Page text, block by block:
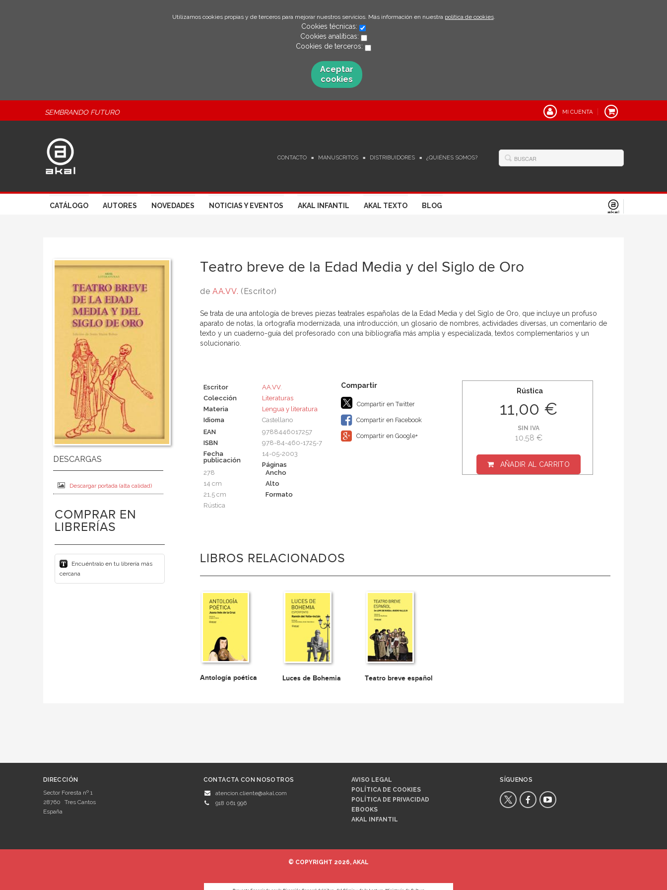
Utilizamos cookies propias y de terceros para mejorar nuestros servicios. Más información en nuestra política de cookies.
Cookies técnicas:
Cookies analíticas:
Cookies de terceros:
Aceptar
cookies
SEMBRANDO FUTURO MI CUENTA
CONTACTO MANUSCRITOS DISTRIBUIDORES ¿QUIÉNES SOMOS?
CATÁLOGO AUTORES NOVEDADES NOTICIAS Y EVENTOS AKAL INFANTIL AKAL TEXTO BLOG
Descargar portada (alta calidad)
COMPRAR EN
LIBRERÍAS
Encuéntralo en tu librería más
cercana
Teatro breve de la Edad Media y del Siglo de Oro
deAA.VV. (Escritor)
Se trata de una antología de breves piezas teatrales españolas de la Edad Media y del Siglo de Oro, que incluye un profuso
aparato de notas, la ortografía modernizada, una introducción, un glosario de nombres, actividades diversas, un comentario de
texto y un cuaderno-guía del profesorado con una bibliografía más amplia y especializada, textos complementarios y un
solucionario.
Escritor
AA.VV.
Colección
Literaturas
Materia
Lengua y literatura
Idioma
Castellano
EAN
9788446017257
ISBN
978-84-460-1725-7
Fecha
publicación
14-05-2003
Páginas
278
Ancho
14 cm
Alto
21,5 cm
Formato
Rústica
Compartir en Twitter
Compartir en Facebook
Compartir en Google+
Rústica
11,00 €
SIN IVA
10,58 €
AÑADIR AL CARRITO
LIBROS RELACIONADOS
Antología poética Luces de Bohemia Teatro breve español
DIRECCIÓN
Sector Foresta nº 1
28760
Tres Cantos
España
CONTACTA CON NOSOTROS
atencion.cliente@akal.com
918 061 996
AVISO LEGAL
POLÍTICA DE COOKIES
POLÍTICA DE PRIVACIDAD
EBOOKS
AKAL INFANTIL
SÍGUENOS
© COPYRIGHT 2026, AKAL